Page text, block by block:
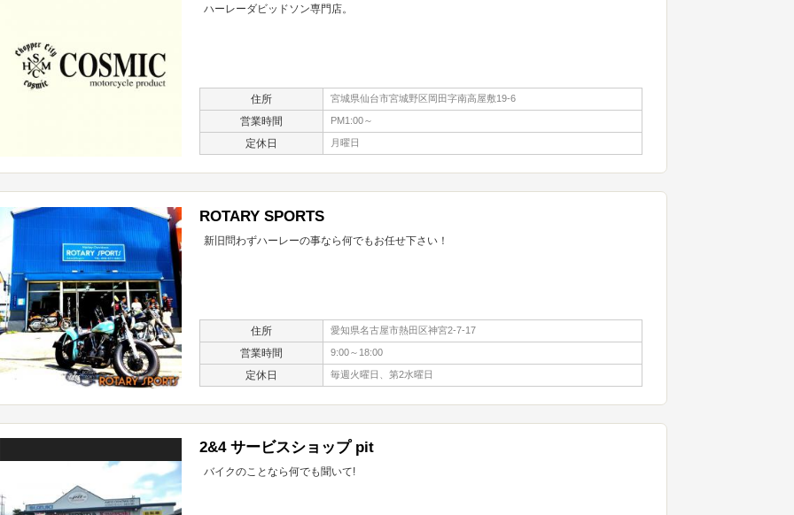
ハーレーダビッドソン専門店。
住所 宮城県仙台市宮城野区岡田字南高屋敷19-6
営業時間 PM1:00～
定休日 月曜日
ROTARY SPORTS
新旧問わずハーレーの事なら何でもお任せ下さい！
住所 愛知県名古屋市熱田区神宮2-7-17
営業時間 9:00～18:00
定休日 毎週火曜日、第2水曜日
2&4 サービスショップ pit
バイクのことなら何でも聞いて!